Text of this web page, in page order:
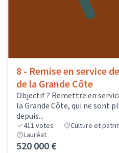
8 - Remise en service
de la Grande Côte
Objectif ? Remettre en
la Grande Côte, qui ne sont
depuis...
411 votes Culture et
Lauréat
520 000 €